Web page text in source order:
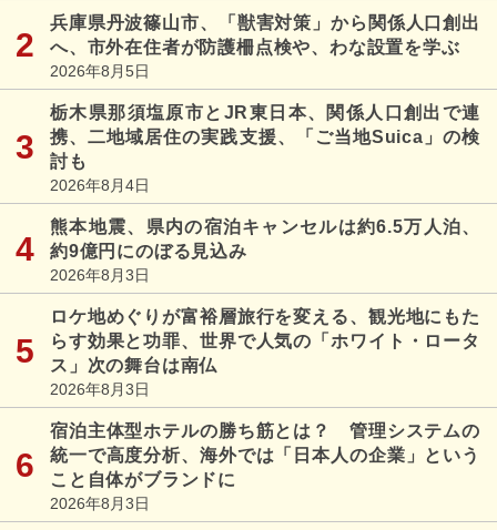
兵庫県丹波篠山市、「獣害対策」から関係人口創出
へ、市外在住者が防護柵点検や、わな設置を学ぶ
2026年8月5日
栃木県那須塩原市とJR東日本、関係人口創出で連
携、二地域居住の実践支援、「ご当地Suica」の検
討も
2026年8月4日
熊本地震、県内の宿泊キャンセルは約6.5万人泊、
約9億円にのぼる見込み
2026年8月3日
ロケ地めぐりが富裕層旅行を変える、観光地にもた
らす効果と功罪、世界で人気の「ホワイト・ロータ
ス」次の舞台は南仏
2026年8月3日
宿泊主体型ホテルの勝ち筋とは？ 管理システムの
統一で高度分析、海外では「日本人の企業」という
こと自体がブランドに
2026年8月3日